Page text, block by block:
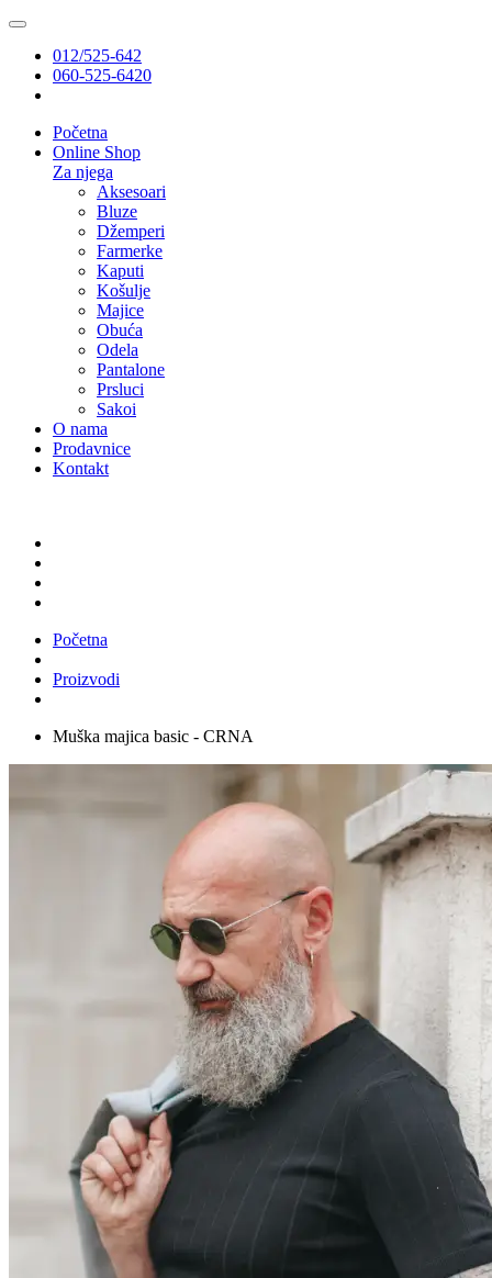
012/525-642
060-525-6420
Početna
Online Shop
Za njega
Aksesoari
Bluze
Džemperi
Farmerke
Kaputi
Košulje
Majice
Obuća
Odela
Pantalone
Prsluci
Sakoi
O nama
Prodavnice
Kontakt
Početna
Proizvodi
Muška majica basic - CRNA